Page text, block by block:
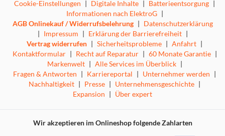
Cookie-Einstellungen | Digitale Inhalte | Batterieentsorgung |
Informationen nach ElektroG |
AGB Onlinekauf / Widerrufsbelehrung | Datenschutzerklärung
| Impressum | Erklärung der Barrierefreiheit |
Vertrag widerrufen | Sicherheitsprobleme | Anfahrt |
Kontaktformular | Recht auf Reparatur | 60 Monate Garantie |
Markenwelt | Alle Services im Überblick |
Fragen & Antworten | Karriereportal | Unternehmer werden |
Nachhaltigkeit | Presse | Unternehmensgeschichte |
Expansion | Über expert
Wir akzeptieren im Onlineshop folgende Zahlarten